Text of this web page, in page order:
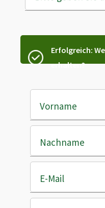
Erfolgreich:
erhalten?
Vorname
Nachname
E-Mail